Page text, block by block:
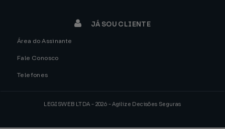
JÁ SOU CLIENTE
Área do Assinante
Fale Conosco
Telefones
LEGISWEB LTDA - 2026 - Agilize Decisões Seguras